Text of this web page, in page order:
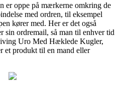
er oppe på mærkerne omkring de
med ordren, til eksempel
kører med. Her er det også
sin ordremail, så man til enhver tid
Uro Med Hæklede Kugler,
et produkt til en mand eller